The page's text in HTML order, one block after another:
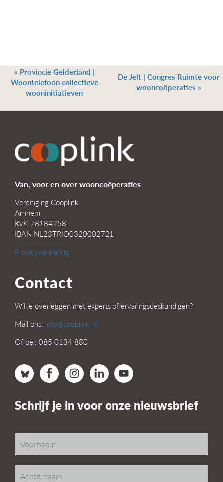
« Provincie Gelderland |
Woontelefoon collectieve
wooninitiatieven
De Jelt | Congres Ruimte voor
wooncoöperaties »
Van, voor en over wooncoöperaties
Vereniging Cooplink
Arnhem
KvK 78184258
IBAN NL23TRIO0320002721
Privacyverklaring
Contact
Wil je overleggen met experts of ervaringsdeskundigen?
Mail ons: info@cooplink.nl
Of bel: 085 0134 880
Schrijf je in voor onze nieuwsbrief